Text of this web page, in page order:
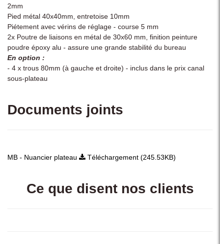
2mm
Pied métal 40x40mm, entretoise 10mm
Piétement avec vérins de réglage - course 5 mm
2x Poutre de liaisons en métal de 30x60 mm, finition peinture
poudre époxy alu - assure une grande stabilité du bureau
En option :
- 4 x trous 80mm (à gauche et droite) - inclus dans le prix canal
sous-plateau
Documents joints
MB - Nuancier plateau Téléchargement (245.53KB)
Ce que disent nos clients